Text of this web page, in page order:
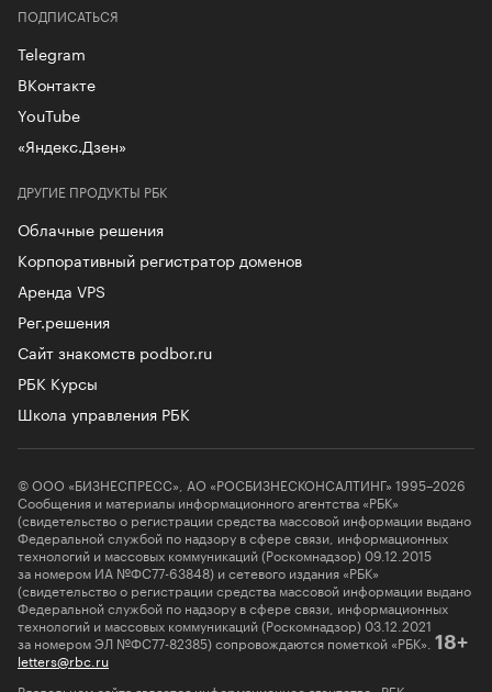
ДРУГИЕ ПРОДУКТЫ РБК
Облачные решения
Корпоративный регистратор доменов
Аренда VPS
Рег.решения
Сайт знакомств podbor.ru
РБК Курсы
Школа управления РБК
ПОДПИСАТЬСЯ
Telegram
ВКонтакте
YouTube
«Яндекс.Дзен»
© ООО «БИЗНЕСПРЕСС», АО «РОСБИЗНЕСКОНСАЛТИНГ» 1995–2026
Сообщения и материалы информационного агентства «РБК»
(свидетельство о регистрации средства массовой информации выдано
Федеральной службой по надзору в сфере связи, информационных
технологий и массовых коммуникаций (Роскомнадзор) 09.12.2015
за номером ИА №ФС77-63848) и сетевого издания «РБК»
(свидетельство о регистрации средства массовой информации выдано
Федеральной службой по надзору в сфере связи, информационных
технологий и массовых коммуникаций (Роскомнадзор) 03.12.2021
за номером ЭЛ №ФС77-82385) сопровождаются пометкой «РБК». 18+
letters@rbc.ru